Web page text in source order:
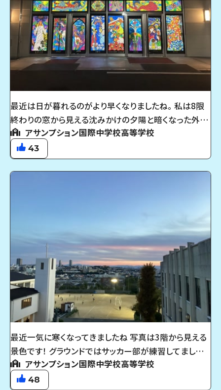
最近は日が暮れるのがより早くなりましたね。 私は8限
終わりの窓から見える沈みかけの夕陽と暗くなった外を
見ると冬の訪れを感じます 冬といえばクリスマスですよ
ね 毎年恒例のステンドグラスの装飾やクリスマスツリー
による冬の雰囲気を味わいながら登下校するのはなか
なか良いですよー！ 自習室で19時半まで勉強した後に
アサンプション国際中学校高等学校
43
最近一気に寒くなってきましたね 写真は3階から見える
景色です！ グラウンドではサッカー部が練習してまし
た！！ 学校の敷地内に聖堂があるのですが、その上にある
十字架と綺麗な空の組み合わせがとても好きです
アサンプション国際中学校高等学校
48